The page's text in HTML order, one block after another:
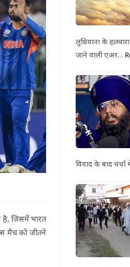
जिसमें भारत
मैच को जीतने
लुधियाना के
जाने वाली एअर…
विवाद के बाद